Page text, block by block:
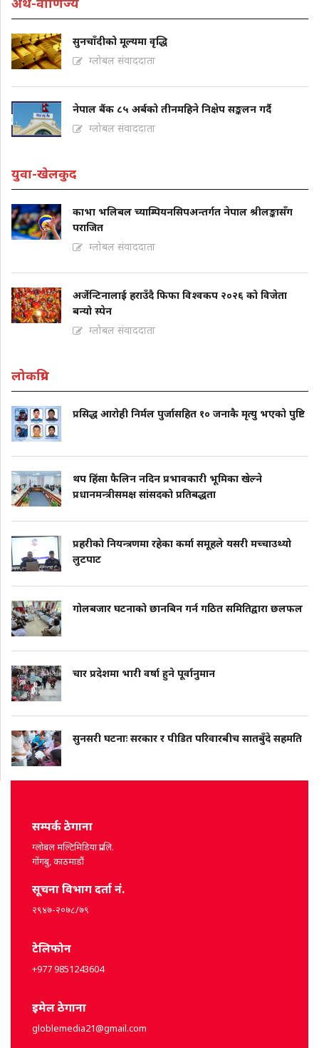
सुनचाँदीको मूल्यमा वृद्धि
ग्लोबल संवाददाता
नेपाल बैंक ८५ अर्बको तीनमहिने निक्षेप सङ्कलन गर्दै
ग्लोबल संवाददाता
युवा-खेलकुद
काभा भलिबल च्याम्पियनसिपअन्तर्गत नेपाल श्रीलङ्कासँग
पराजित
ग्लोबल संवाददाता
अर्जेन्टिनालाई हराउँदै फिफा विश्वकप २०२६ को विजेता
बन्यो स्पेन
ग्लोबल संवाददाता
लोकप्रिय
प्रसिद्ध आरोही निर्मल पुर्जासहित १० जनाकै मृत्यु भएको पुष्टि
थप हिंसा फैलिन नदिन प्रभावकारी भूमिका खेल्ने
प्रधानमन्त्रीसमक्ष सांसदको प्रतिबद्धता
प्रहरीको नियन्त्रणमा रहेका कर्मा समूहले यसरी मच्चाउथ्यो
लुटपाट
गोलबजार घटनाको छानबिन गर्न गठित समितिद्वारा छलफल
चार प्रदेशमा भारी वर्षा हुने पूर्वानुमान
सुनसरी घटनाः सरकार र पीडित परिवारबीच सातबुँदे सहमति
सम्पर्क ठेगाना
ग्लोबल मल्टिमिडिया प्रा.लि.
गोंगबु, काठमाडौं
सूचना विभाग दर्ता नं.
२९४७-२०७८/७९
टेलिफोन
+977 9851243604
इमेल ठेगाना
globlemedia21@gmail.com